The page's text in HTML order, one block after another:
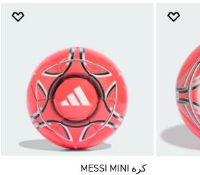
كرة MESSI MINI